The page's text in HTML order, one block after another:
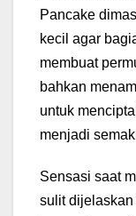
Pancake
kecil agar
membuat
bahkan
untuk
menjadi
Sensasi saat
sulit dijelaskan